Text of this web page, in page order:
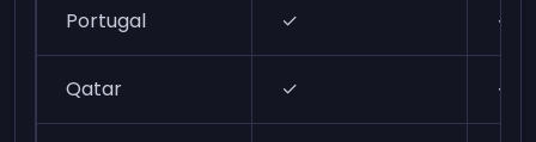
Portugal ✓ ✓
Qatar ✓ ✓